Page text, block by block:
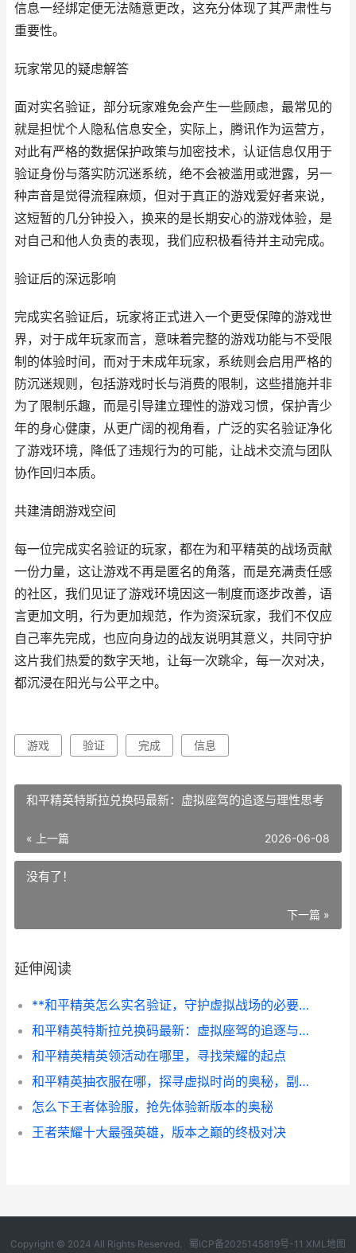
信息一经绑定便无法随意更改，这充分体现了其严肃性与
重要性。
玩家常见的疑虑解答
面对实名验证，部分玩家难免会产生一些顾虑，最常见的
就是担忧个人隐私信息安全，实际上，腾讯作为运营方，
对此有严格的数据保护政策与加密技术，认证信息仅用于
验证身份与落实防沉迷系统，绝不会被滥用或泄露，另一
种声音是觉得流程麻烦，但对于真正的游戏爱好者来说，
这短暂的几分钟投入，换来的是长期安心的游戏体验，是
对自己和他人负责的表现，我们应积极看待并主动完成。
验证后的深远影响
完成实名验证后，玩家将正式进入一个更受保障的游戏世
界，对于成年玩家而言，意味着完整的游戏功能与不受限
制的体验时间，而对于未成年玩家，系统则会启用严格的
防沉迷规则，包括游戏时长与消费的限制，这些措施并非
为了限制乐趣，而是引导建立理性的游戏习惯，保护青少
年的身心健康，从更广阔的视角看，广泛的实名验证净化
了游戏环境，降低了违规行为的可能，让战术交流与团队
协作回归本质。
共建清朗游戏空间
每一位完成实名验证的玩家，都在为和平精英的战场贡献
一份力量，这让游戏不再是匿名的角落，而是充满责任感
的社区，我们见证了游戏环境因这一制度而逐步改善，语
言更加文明，行为更加规范，作为资深玩家，我们不仅应
自己率先完成，也应向身边的战友说明其意义，共同守护
这片我们热爱的数字天地，让每一次跳伞，每一次对决，
都沉浸在阳光与公平之中。
游戏 验证 完成 信息
和平精英特斯拉兑换码最新：虚拟座驾的追逐与理性思考
« 上一篇 2026-06-08
没有了！
下一篇 »
延伸阅读
**和平精英怎么实名验证，守护虚拟战场的必要一步，副标题为建立健康游戏环境的基石**
和平精英特斯拉兑换码最新：虚拟座驾的追逐与理性思考
和平精英精英领活动在哪里，寻找荣耀的起点
和平精英抽衣服在哪，探寻虚拟时尚的奥秘，副标题，资深玩家的抽奖心得与路径揭秘
怎么下王者体验服，抢先体验新版本的奥秘
王者荣耀十大最强英雄，版本之巅的终极对决
Copyright © 2024 All Rights Reserved. 蜀ICP备2025145819号-11 XML地图